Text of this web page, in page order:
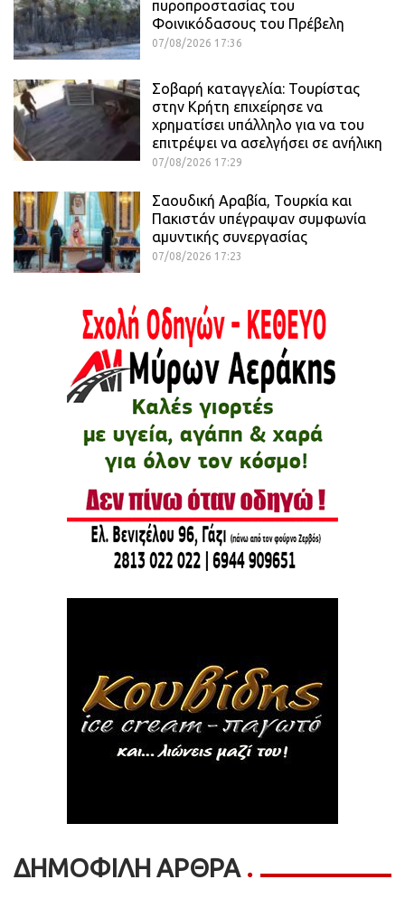
πυροπροστασίας του
Φοινικόδασους του Πρέβελη
07/08/2026 17:36
Σοβαρή καταγγελία: Τουρίστας
στην Κρήτη επιχείρησε να
χρηματίσει υπάλληλο για να του
επιτρέψει να ασελγήσει σε ανήλικη
07/08/2026 17:29
Σαουδική Αραβία, Τουρκία και
Πακιστάν υπέγραψαν συμφωνία
αμυντικής συνεργασίας
07/08/2026 17:23
ΔΗΜΟΦΙΛΗ ΑΡΘΡΑ